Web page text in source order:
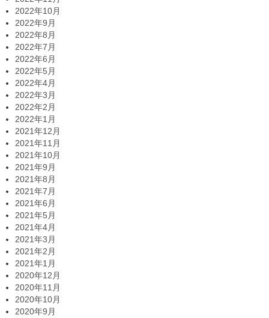
2022年10月
2022年9月
2022年8月
2022年7月
2022年6月
2022年5月
2022年4月
2022年3月
2022年2月
2022年1月
2021年12月
2021年11月
2021年10月
2021年9月
2021年8月
2021年7月
2021年6月
2021年5月
2021年4月
2021年3月
2021年2月
2021年1月
2020年12月
2020年11月
2020年10月
2020年9月